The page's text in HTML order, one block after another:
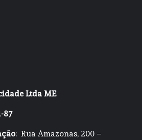
Ltda ME
87
: Rua Amazonas, 200 –